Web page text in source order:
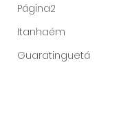
Página2
Itanhaém
Guaratinguetá